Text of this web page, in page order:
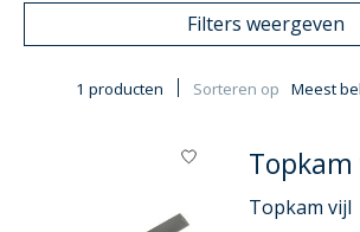
Filters weergeven
1 producten Sorteren op Meest
Topkam
Topkam vijl